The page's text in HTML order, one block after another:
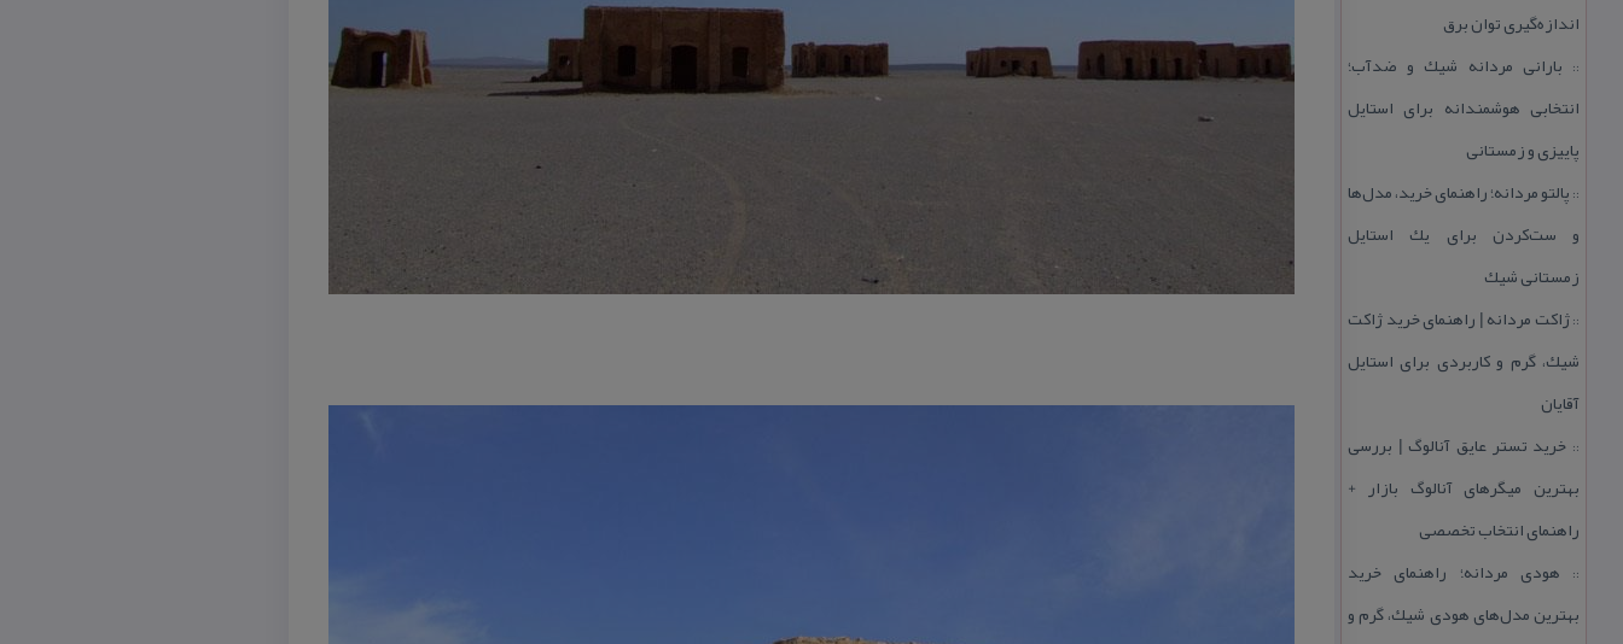
اندازه‌گیری توان برق
:: بارانی مردانه شیك و ضدآب؛
انتخابی هوشمندانه برای استایل
پاییزی و زمستانی
:: پالتو مردانه؛ راهنمای خرید، مدل‌ها
و ست‌كردن برای یك استایل
زمستانی شیك
::ژاكت مردانه | راهنمای خرید ژاكت
شیك، گرم و كاربردی برای استایل
آقایان
:: خرید تستر عایق آنالوگ | بررسی
بهترین میگرهای آنالوگ بازار +
راهنمای انتخاب تخصصی
:: هودی مردانه؛ راهنمای خرید
بهترین مدل‌های هودی شیك، گرم و